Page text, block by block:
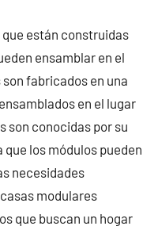
están construidas
ensamblar en el
fabricados en una
en el lugar
son conocidas por su
los módulos pueden
necesidades
modulares
que buscan un hogar